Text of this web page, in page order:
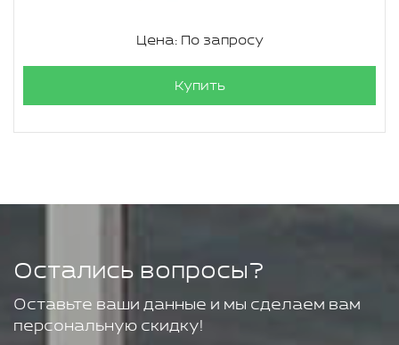
Цена: По запросу
Купить
Остались вопросы?
Оставьте ваши данные и мы сделаем вам
персональную скидку!